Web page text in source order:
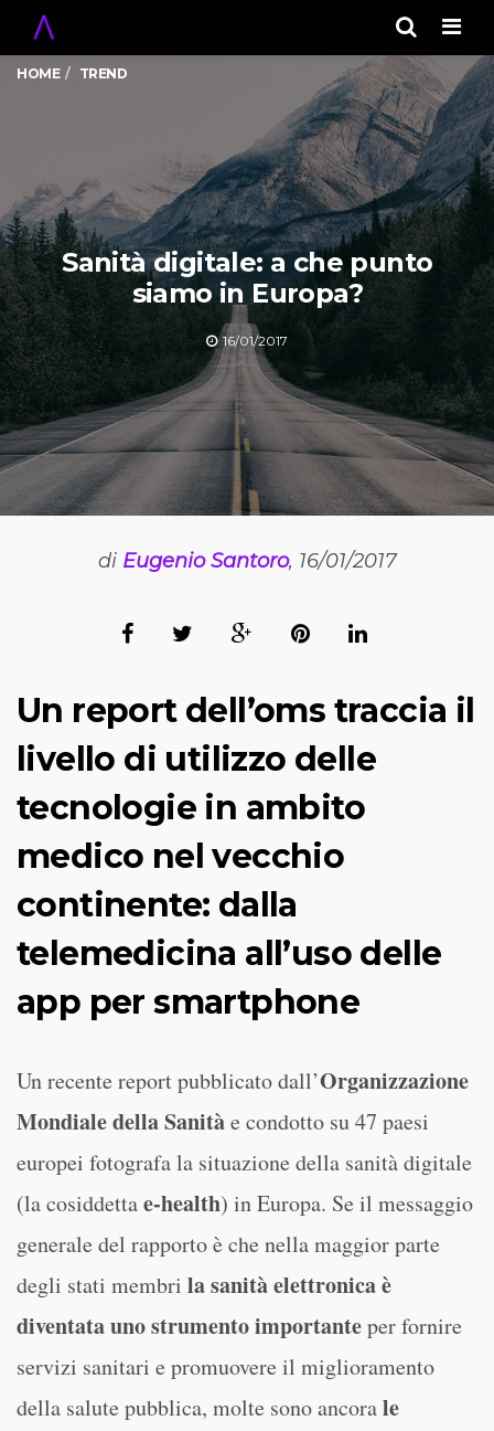
HOME TREND
Sanità digitale: a che punto
siamo in Europa?
16/01/2017
di Eugenio Santoro, 16/01/2017
Un report dell’oms traccia il
livello di utilizzo delle
tecnologie in ambito
medico nel vecchio
continente: dalla
telemedicina all’uso delle
app per smartphone
Un recente report pubblicato dall’Organizzazione
Mondiale della Sanitàe condotto su 47 paesi
europei fotografa la situazione della sanità digitale
(la cosiddettae-health) in Europa. Se il messaggio
generale del rapporto è che nella maggior parte
degli stati membri la sanità elettronica è
diventata uno strumento importanteper fornire
servizi sanitari e promuovere il miglioramento
della salute pubblica, molte sono ancorale